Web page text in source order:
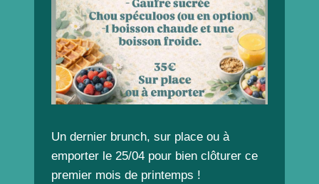
Un dernier brunch, sur place ou à
emporter le 25/04 pour bien clôturer ce
premier mois de printemps !